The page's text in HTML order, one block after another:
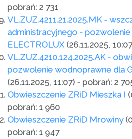
pobrań: 2 731
VL.ZUZ.4211.21.2025.MK -
administracyjnego -
ELECTROLUX (26.11.2025,
VL.ZUZ.4210.124.2025.AK -
pozwolenie wodnoprawne dla
(26.11.2025, 11:07) - pobrań: 2
Obwieszczenie ZRiD Mieszka I
pobrań: 1 960
Obwieszczenie ZRiD Mrowiny
pobrań: 1 947